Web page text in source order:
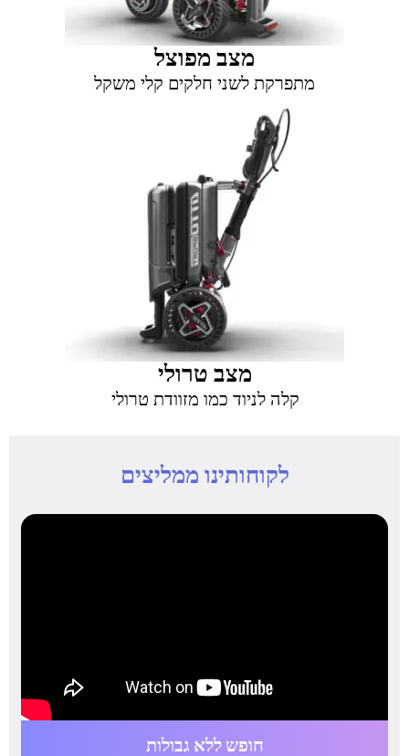
מצב מפוצל
מתפרקת לשני חלקים קלי משקל
מצב טרולי
קלה לניוד כמו מזוודת טרולי
לקוחותינו ממליצים
חופש ללא גבולות